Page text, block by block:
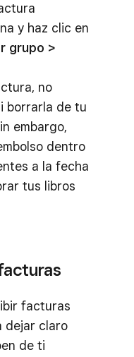
y haz clic en
grupo >
no
borrarla de tu
embargo,
dentro
a la fecha
tus libros
facturas
dejar claro
de ti